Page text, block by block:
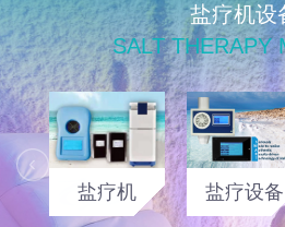
盐疗机设
SALT THERAPY
盐疗机 盐疗设备